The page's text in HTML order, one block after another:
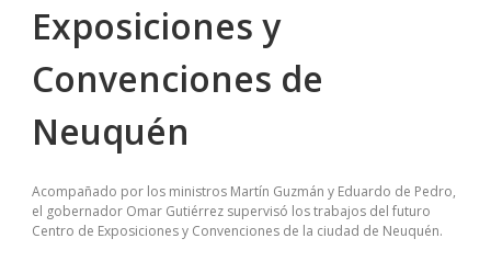
Exposiciones y
Convenciones de
Neuquén
Acompañado por los ministros Martín Guzmán y Eduardo de Pedro,
el gobernador Omar Gutiérrez supervisó los trabajos del futuro
Centro de Exposiciones y Convenciones de la ciudad de Neuquén.